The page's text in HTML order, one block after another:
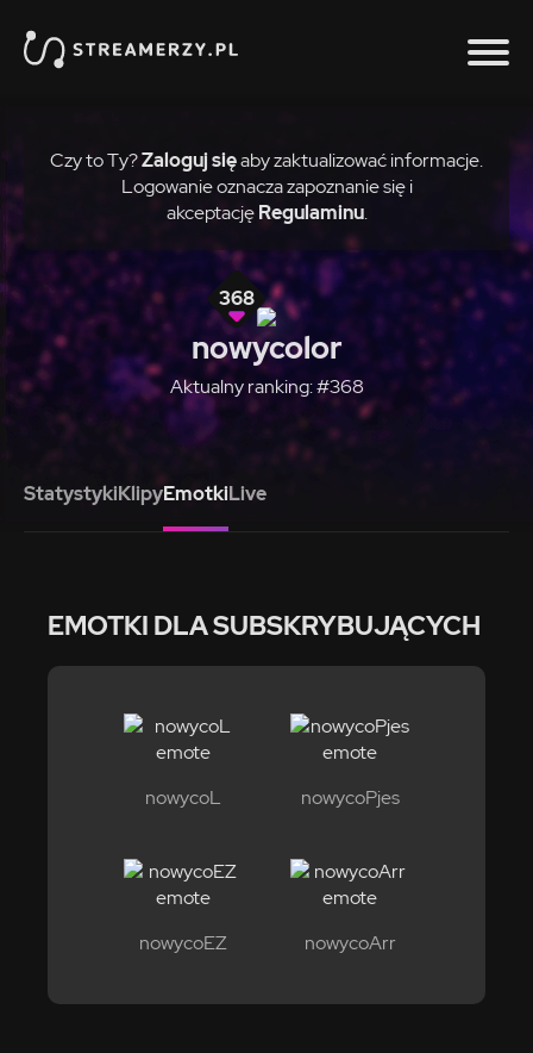
Czy to Ty?Zaloguj sięaby zaktualizować informacje.
Logowanie oznacza zapoznanie się i
akceptację Regulaminu.
368
nowycolor
Aktualny ranking: #368
StatystykiKlipyEmotkiLive
EMOTKI DLA SUBSKRYBUJĄCYCH
nowycoL nowycoPjes
nowycoEZ nowycoArr